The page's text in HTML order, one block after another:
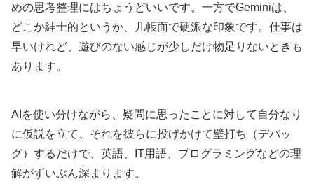
めの思考整理にはちょうどいいです。一方でGeminiは、
どこか紳士的というか、几帳面で硬派な印象です。仕事は
早いけれど、遊びのない感じが少しだけ物足りないときも
あります。
AIを使い分けながら、疑問に思ったことに対して自分なり
に仮説を立て、それを彼らに投げかけて壁打ち（デバッ
グ）するだけで、英語、IT用語、プログラミングなどの理
解がずいぶん深まります。